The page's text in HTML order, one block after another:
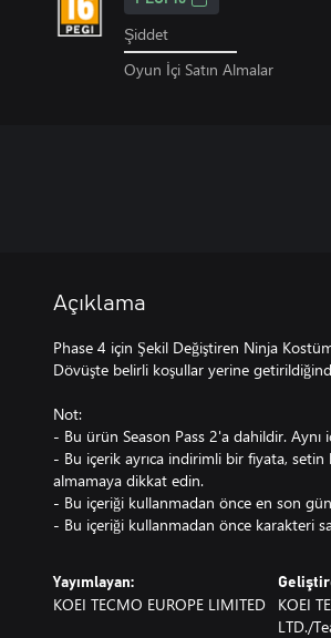
Şiddet
Oyun İçi Satın Almalar
Açıklama
Phase 4 için Şekil Değiştiren Ninja
Dövüşte belirli koşullar yerine
Not:
- Bu ürün Season Pass 2'a dahildir.
- Bu içerik ayrıca indirimli bir fiyata, setin
almamaya dikkat edin.
- Bu içeriği kullanmadan önce en son
- Bu içeriği kullanmadan önce karakteri
Yayımlayan:
KOEI TECMO EUROPE LIMITED
KOEI
LTD./